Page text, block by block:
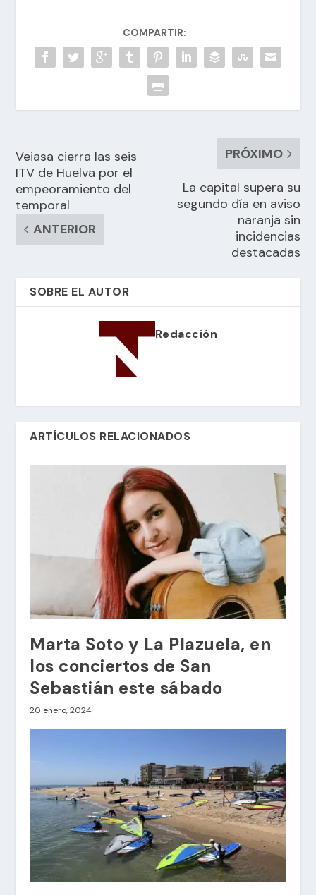
COMPARTIR:
Veiasa cierra las seis
ITV de Huelva por el
empeoramiento del
temporal
ANTERIOR
PRÓXIMO
La capital supera su
segundo día en aviso
naranja sin
incidencias
destacadas
SOBRE EL AUTOR
Redacción
ARTÍCULOS RELACIONADOS
Marta Soto y La Plazuela, en
los conciertos de San
Sebastián este sábado
20 enero, 2024